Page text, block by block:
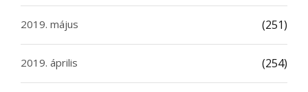
2019. május (251)
2019. április (254)